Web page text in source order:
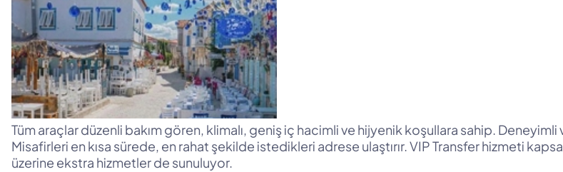
Tüm araçlar düzenli bakım gören, klimalı, geniş iç hacimli ve hijyenik koşullara sahip.
Misafirleri en kısa sürede, en rahat şekilde istedikleri adrese ulaştırır. VIP Transfer hizmeti
üzerine ekstra hizmetler de sunuluyor.